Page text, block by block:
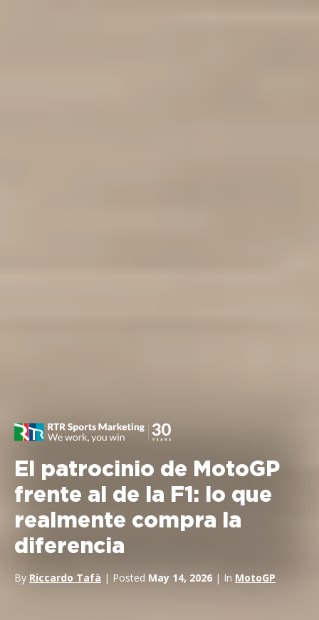
El patrocinio de MotoGP
frente al de la F1: lo que
realmente compra la
diferencia
By Riccardo Tafà | Posted May 14, 2026 | In MotoGP